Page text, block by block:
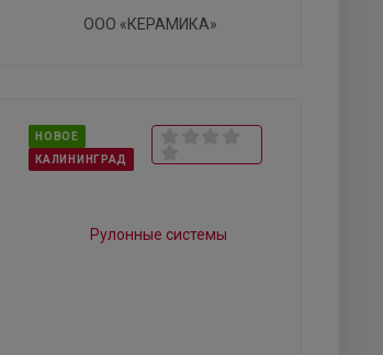
ООО «КЕРАМИКА»
НОВОЕ
КАЛИНИНГРАД